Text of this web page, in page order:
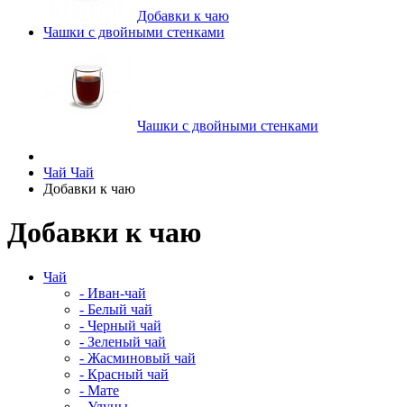
Добавки к чаю
Чашки с двойными стенками
Чашки с двойными стенками
Чай Чай
Добавки к чаю
Добавки к чаю
Чай
- Иван-чай
- Белый чай
- Черный чай
- Зеленый чай
- Жасминовый чай
- Красный чай
- Мате